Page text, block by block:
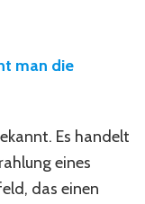
man die
Es handelt
eines
das einen